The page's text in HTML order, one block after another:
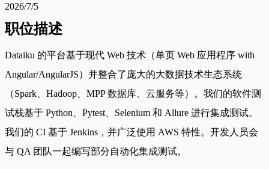
2026/7/5
职位描述
Dataiku 的平台基于现代 Web 技术（单页 Web 应用程序 with
Angular/AngularJS）并整合了庞大的大数据技术生态系统
（Spark、Hadoop、MPP 数据库、云服务等）。我们的软件测
试栈基于 Python、Pytest、Selenium 和 Allure 进行集成测试。
我们的 CI 基于 Jenkins，并广泛使用 AWS 特性。开发人员会
与 QA 团队一起编写部分自动化集成测试。